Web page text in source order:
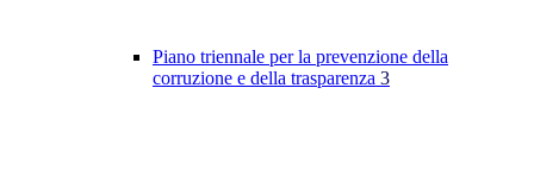
Piano triennale per la prevenzione della
corruzione e della trasparenza 3